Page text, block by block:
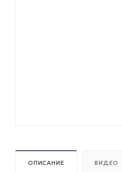
ОПИСАНИЕ ВИДЕО